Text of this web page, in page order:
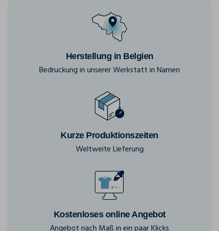
Herstellung in Belgien
Bedruckung in unserer Werkstatt in Namen
Kurze Produktionszeiten
Weltweite Lieferung
Kostenloses online Angebot